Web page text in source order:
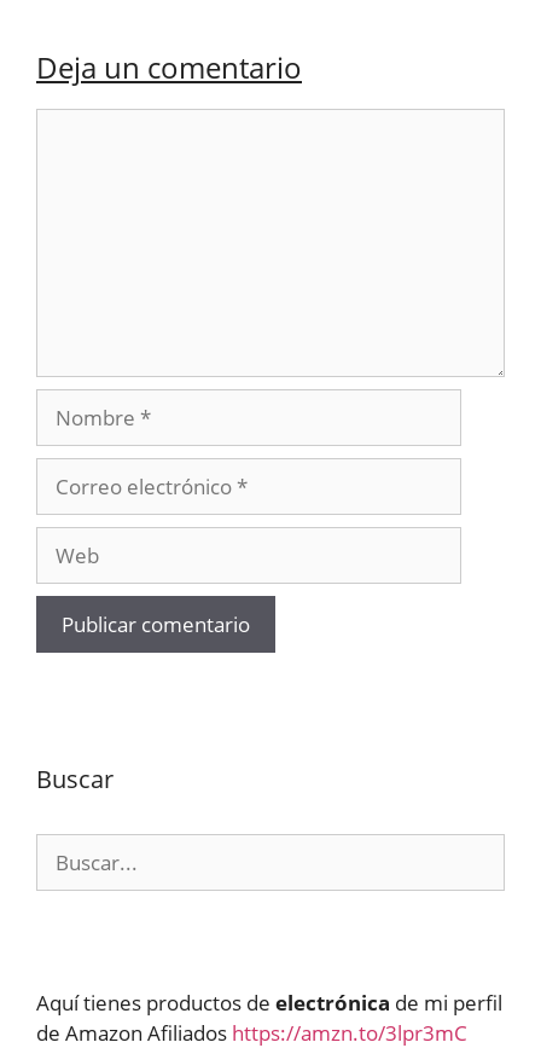
Deja un comentario
Nombre
electrónico
Buscar
Aquí tienes productos de electrónica de mi perfil
de Amazon Afiliados https://amzn.to/3lpr3mC